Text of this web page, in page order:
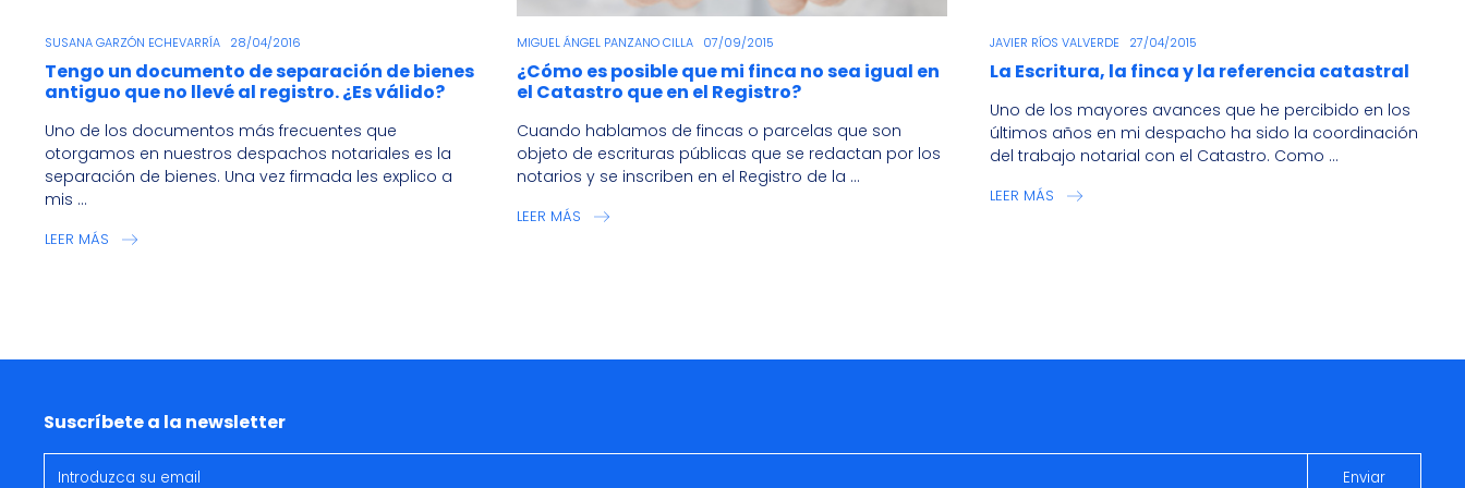
SUSANA GARZÓN ECHEVARRÍA 28/04/2016
Tengo un documento de separación de bienes
antiguo que no llevé al registro. ¿Es válido?
Uno de los documentos más frecuentes que
otorgamos en nuestros despachos notariales es la
separación de bienes. Una vez firmada les explico a
mis ...
LEER MÁS
MIGUEL ÁNGEL PANZANO CILLA 07/09/2015
¿Cómo es posible que mi finca no sea igual en
el Catastro que en el Registro?
Cuando hablamos de fincas o parcelas que son
objeto de escrituras públicas que se redactan por los
notarios y se inscriben en el Registro de la ...
LEER MÁS
JAVIER RÍOS VALVERDE 27/04/2015
La Escritura, la finca y la referencia catastral
Uno de los mayores avances que he percibido en los
últimos años en mi despacho ha sido la coordinación
del trabajo notarial con el Catastro. Como ...
LEER MÁS
Suscríbete a la newsletter